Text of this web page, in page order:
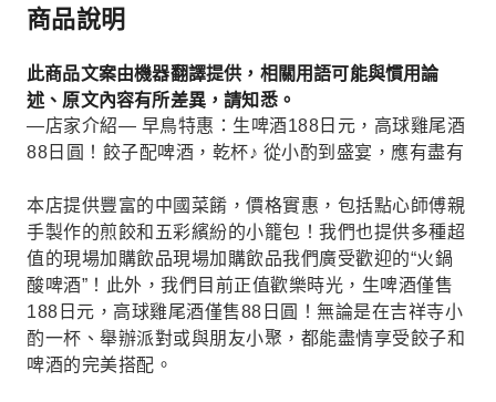
商品說明
此商品文案由機器翻譯提供，相關用語可能與慣用論
述、原文內容有所差異，請知悉。
—店家介紹— 早鳥特惠：生啤酒188日元，高球雞尾酒
88日圓！餃子配啤酒，乾杯♪ 從小酌到盛宴，應有盡有
本店提供豐富的中國菜餚，價格實惠，包括點心師傅親
手製作的煎餃和五彩繽紛的小籠包！我們也提供多種超
值的現場加購飲品現場加購飲品我們廣受歡迎的“火鍋
酸啤酒”！此外，我們目前正值歡樂時光，生啤酒僅售
188日元，高球雞尾酒僅售88日圓！無論是在吉祥寺小
酌一杯、舉辦派對或與朋友小聚，都能盡情享受餃子和
啤酒的完美搭配。